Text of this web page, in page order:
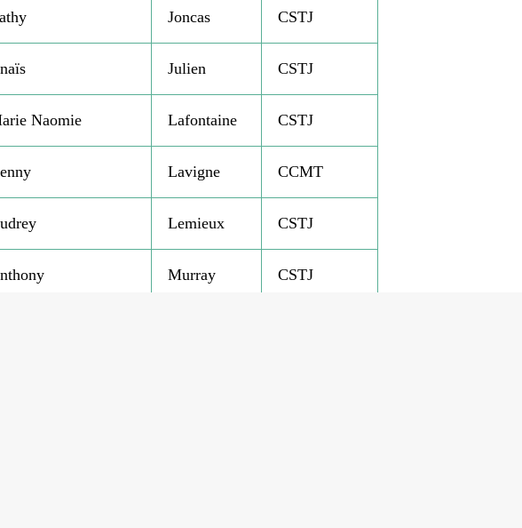
Joncas CSTJ
Julien CSTJ
Naomie Lafontaine CSTJ
Lavigne CCMT
Lemieux CSTJ
Murray CSTJ